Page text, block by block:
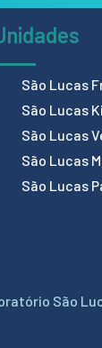
São Lucas
São Lucas
São Lucas
São Lucas
São Lucas
São